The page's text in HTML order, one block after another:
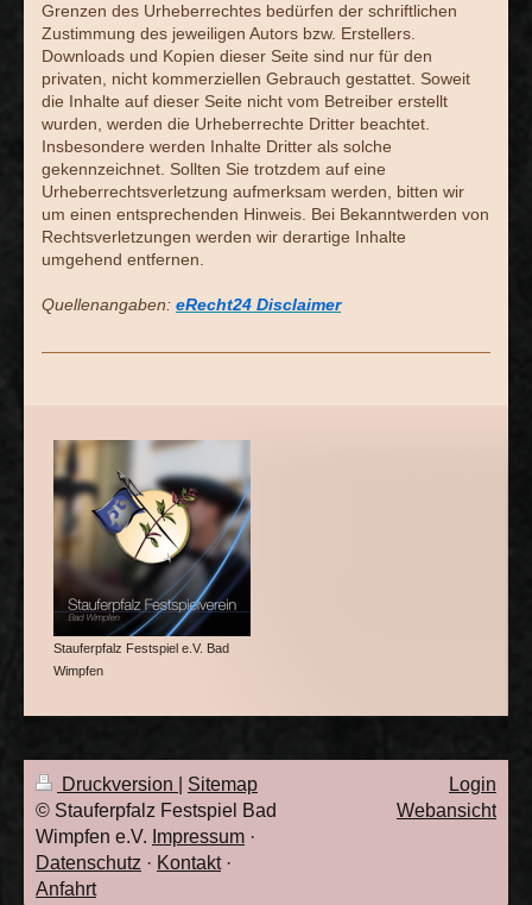
Grenzen des Urheberrechtes bedürfen der schriftlichen
Zustimmung des jeweiligen Autors bzw. Erstellers.
Downloads und Kopien dieser Seite sind nur für den
privaten, nicht kommerziellen Gebrauch gestattet. Soweit
die Inhalte auf dieser Seite nicht vom Betreiber erstellt
wurden, werden die Urheberrechte Dritter beachtet.
Insbesondere werden Inhalte Dritter als solche
gekennzeichnet. Sollten Sie trotzdem auf eine
Urheberrechtsverletzung aufmerksam werden, bitten wir
um einen entsprechenden Hinweis. Bei Bekanntwerden von
Rechtsverletzungen werden wir derartige Inhalte
umgehend entfernen.
Quellenangaben: eRecht24 Disclaimer
Stauferpfalz Festspiel e.V. Bad
Wimpfen
Druckversion
Sitemap
© Stauferpfalz Festspiel Bad
Wimpfen e.V. Impressum ·
Datenschutz · Kontakt·
Anfahrt
Login
Webansicht